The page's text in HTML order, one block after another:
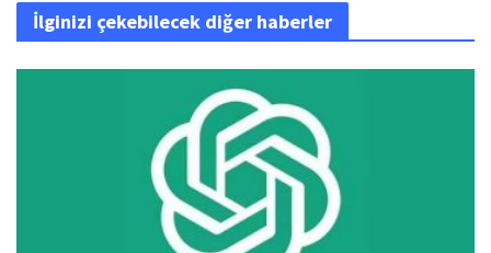
İlginizi çekebilecek diğer haberler